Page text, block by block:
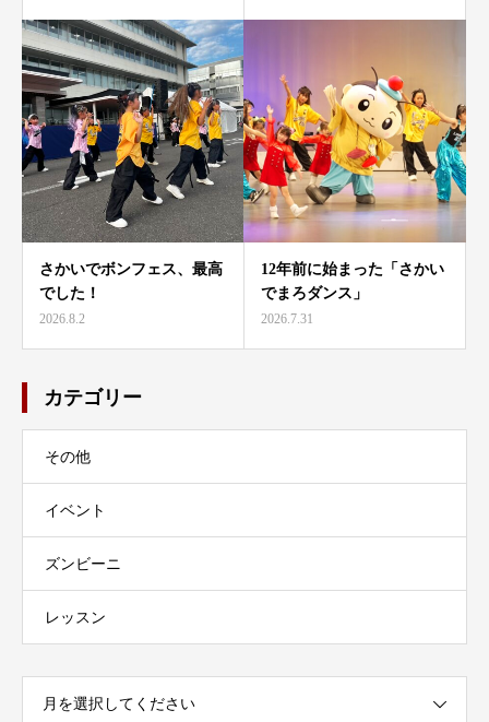
さかいでボンフェス、最高
でした！
2026.8.2
12年前に始まった「さかい
でまろダンス」
2026.7.31
カテゴリー
その他
イベント
ズンビーニ
レッスン
月を選択してください